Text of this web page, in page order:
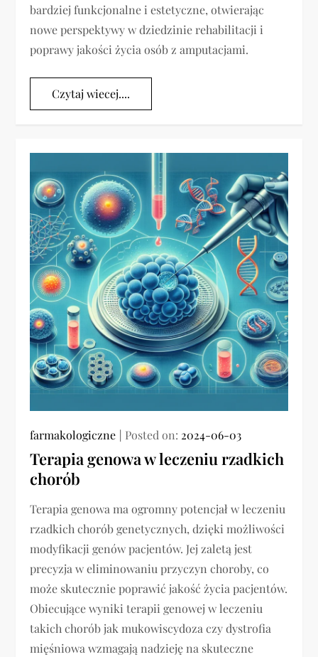
bardziej funkcjonalne i estetyczne, otwierając
nowe perspektywy w dziedzinie rehabilitacji i
poprawy jakości życia osób z amputacjami.
Czytaj wiecej....
farmakologiczne Posted on: 2024-06-03
Terapia genowa w leczeniu rzadkich
chorób
Terapia genowa ma ogromny potencjał w leczeniu
rzadkich chorób genetycznych, dzięki możliwości
modyfikacji genów pacjentów. Jej zaletą jest
precyzja w eliminowaniu przyczyn choroby, co
może skutecznie poprawić jakość życia pacjentów.
Obiecujące wyniki terapii genowej w leczeniu
takich chorób jak mukowiscydoza czy dystrofia
mięśniowa wzmagają nadzieję na skuteczne